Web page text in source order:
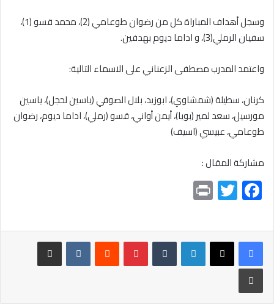
وسجل أهداف المباراة كل من رضوان طوعامي (2)، محمد قسو (1)،
سفيان الرملي(3)، و اداما ديوم بهدفين.
واعتمد المدرب مصطفى الزعناني على الاسماء التالية:
كرنان، سطيلة (شمشاوي)، ابوزيد، بلال الصوفي (ياسين لحجل)، ياسين
مورسيل، سعد لمير (بويا)، أيمن أواني، قسو (رملي)، اداما ديوم، رضوان
طوعامي، عبيسي (اسيف)
مشاركة المقال :
F
ac
e
b
o
ok
T
wi
tt
er
t لينكدإن بينتيريست
مشاركة عبر البريد
طباعة